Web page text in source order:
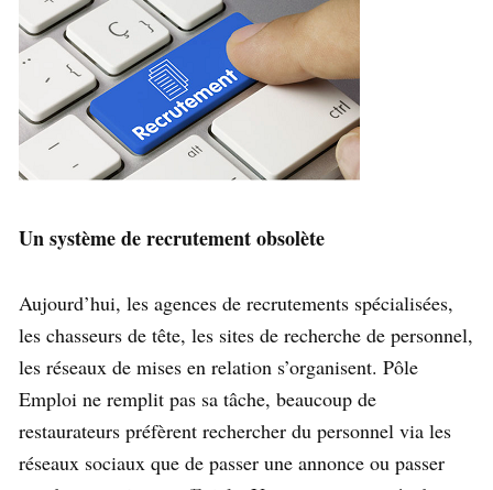
Un système de recrutement obsolète
Aujourd’hui, les agences de recrutements spécialisées,
les chasseurs de tête, les sites de recherche de personnel,
les réseaux de mises en relation s’organisent. Pôle
Emploi ne remplit pas sa tâche, beaucoup de
restaurateurs préfèrent rechercher du personnel via les
réseaux sociaux que de passer une annonce ou passer